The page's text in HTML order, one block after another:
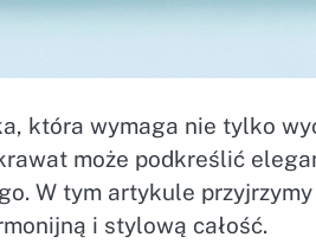
która wymaga nie tylko
może podkreślić
W tym artykule
i stylową całość.